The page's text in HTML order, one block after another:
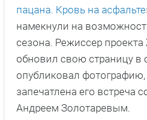
пацана. Кровь на асфальте
намекнули на
сезона. Режиссер
обновил свою страницу в
опубликовал фотографию,
запечатлена его встреча
Андреем Золотаревым.